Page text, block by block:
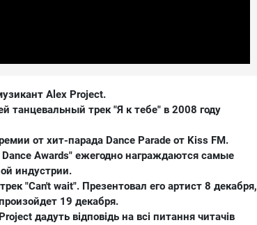
Alex Project.
танцевальный трек "Я к тебе" в 2008 году
от хит-парада Dance Parade от Kiss FM.
Awards" ежегодно награждаются самые
индустрии.
"Can't wait". Презентовал его артист 8 декабря,
19 декабря.
дадуть відповідь на всі питання читачів